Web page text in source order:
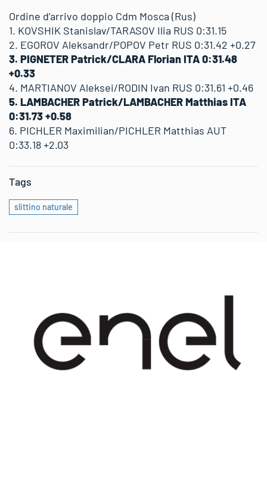
Ordine d’arrivo doppio Cdm Mosca (Rus)
1. KOVSHIK Stanislav/TARASOV Ilia RUS 0:31.15
2. EGOROV Aleksandr/POPOV Petr RUS 0:31.42 +0.27
3. PIGNETER Patrick/CLARA Florian ITA 0:31.48
+0.33
4. MARTIANOV Aleksei/RODIN Ivan RUS 0:31.61 +0.46
5. LAMBACHER Patrick/LAMBACHER Matthias ITA
0:31.73 +0.58
6. PICHLER Maximilian/PICHLER Matthias AUT
0:33.18 +2.03
Tags
slittino naturale